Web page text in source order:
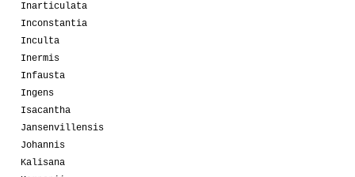
Inarticulata
Inconstantia
Inculta
Inermis
Infausta
Ingens
Isacantha
Jansenvillensis
Johannis
Kalisana